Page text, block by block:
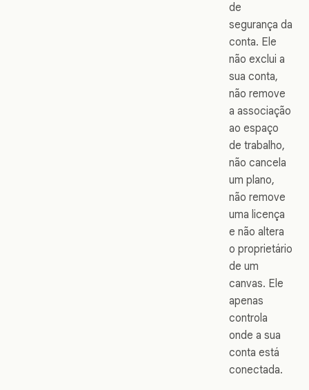
de
segurança da
conta. Ele
não exclui a
sua conta,
não remove
a associação
ao espaço
de trabalho,
não cancela
um plano,
não remove
uma licença
e não altera
o proprietário
de um
canvas. Ele
apenas
controla
onde a sua
conta está
conectada.